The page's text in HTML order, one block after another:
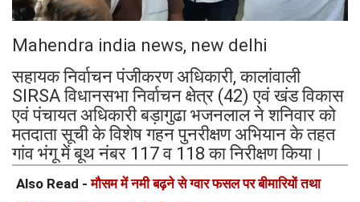
Mahendra india news, new delhi
सहायक निर्वाचन पंजीकरण अधिकारी, कालांवाली
SIRSA विधानसभा निर्वाचन क्षेत्र (42) एवं खंड विकास
एवं पंचायत अधिकारी बड़ागुढा भजनलाल ने शनिवार को
मतदाता सूची के विशेष गहन पुनरीक्षण अभियान के तहत
गांव भंगू में बूथ नंबर 117 व 118 का निरीक्षण किया।
Also Read -मौसम में नमी बढ़ने से ग्वार फसल पर बीमारियों तथा